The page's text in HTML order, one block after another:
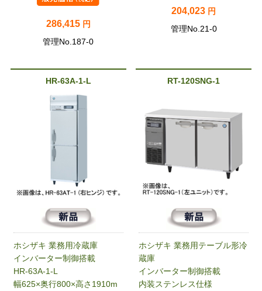
286,415 円
管理No.187-0
204,023 円
管理No.21-0
HR-63A-1-L
ホシザキ 業務用冷蔵庫
インバーター制御搭載
HR-63A-1-L
幅625×奥行800×高さ1910m
RT-120SNG-1
ホシザキ 業務用テーブル形冷
蔵庫
インバーター制御搭載
内装ステンレス仕様